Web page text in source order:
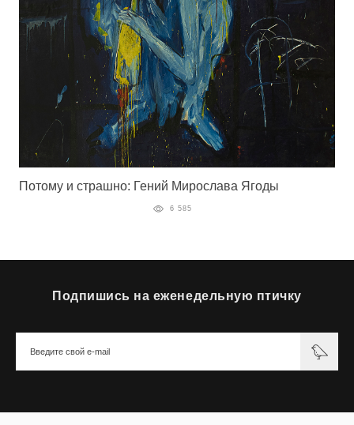
Потому и страшно: Гений Мирослава Ягоды
6 585
Подпишись на еженедельную птичку